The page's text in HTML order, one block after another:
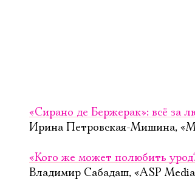
«Сирано де Бержерак»: всё за
Ирина Петровская-Мишина,
«Кого же может полюбить
Владимир Сабадаш, «ASP